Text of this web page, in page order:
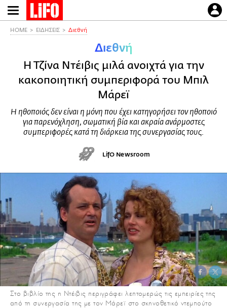
Παράκαμψη
προς
HOME ΕΙΔΗΣΕΙΣ Διεθνή
Διεθνή
Η Τζίνα Ντέιβις μιλά ανοιχτά για την
κακοποιητική συμπεριφορά του Μπιλ
Μάρεϊ
Η ηθοποιός δεν είναι η μόνη που έχει κατηγορήσει τον ηθοποιό
για παρενόχληση, σωματική βία και ακραία ανάρμοστες
συμπεριφορές κατά τη διάρκεια της συνεργασίας τους.
LifO Newsroom
Στο βιβλίο της η Ντέιβις περιγράφει λεπτομερώς τις εμπειρίες της
από τη συνεργασία της με τον Μάρεϊ στο σκηνοθετικό ντεμπούτο